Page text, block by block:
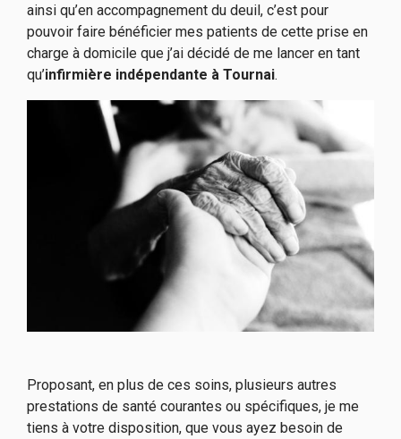
ainsi qu’en accompagnement du deuil, c’est pour
pouvoir faire bénéficier mes patients de cette prise en
charge à domicile que j’ai décidé de me lancer en tant
qu’infirmière indépendante à Tournai.
Proposant, en plus de ces soins, plusieurs autres
prestations de santé courantes ou spécifiques, je me
tiens à votre disposition, que vous ayez besoin de